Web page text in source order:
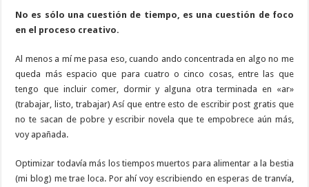
No es sólo una cuestión de tiempo, es una cuestión de foco
en el proceso creativo.
Al menos a mí me pasa eso, cuando ando concentrada en algo no me
queda más espacio que para cuatro o cinco cosas, entre las que
tengo que incluir comer, dormir y alguna otra terminada en «ar»
(trabajar, listo, trabajar) Así que entre esto de escribir post gratis que
no te sacan de pobre y escribir novela que te empobrece aún más,
voy apañada.
Optimizar todavía más los tiempos muertos para alimentar a la bestia
(mi blog) me trae loca. Por ahí voy escribiendo en esperas de tranvía,